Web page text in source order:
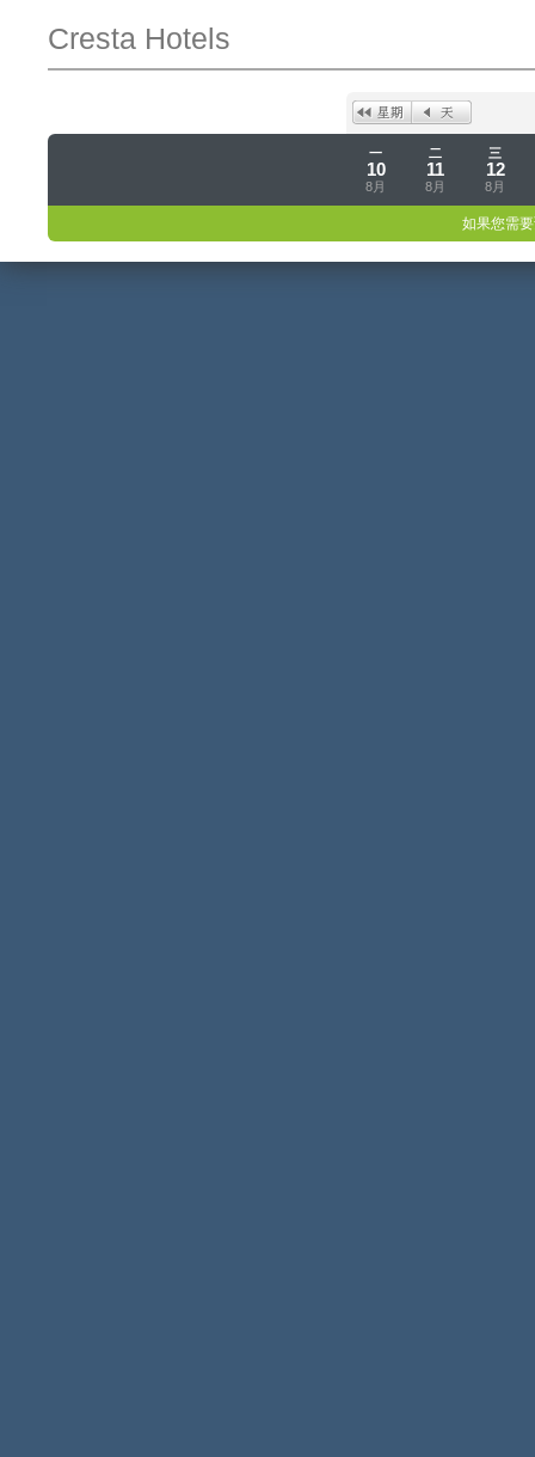
Cresta Hotels
一
10
8月
二
11
8月
三
12
8月
如果您需